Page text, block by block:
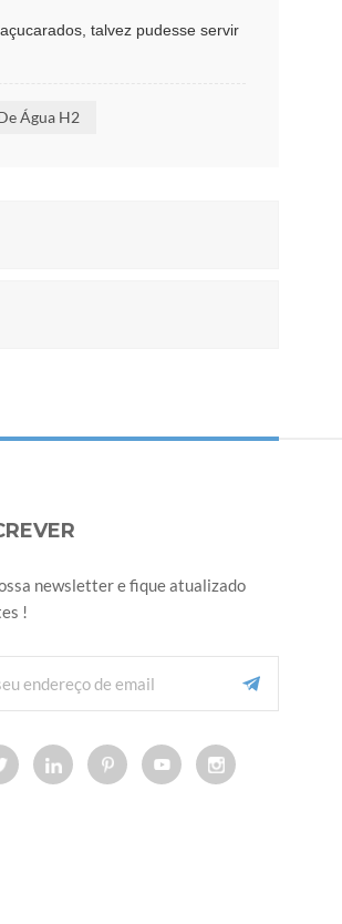
talvez pudesse servir
Água H2
newsletter e fique atualizado
!